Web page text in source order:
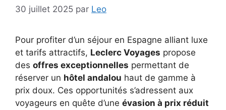
30 juillet 2025 par Leo
Pour profiter d’un séjour en Espagne alliant luxe
et tarifs attractifs, Leclerc Voyages propose
des offres exceptionnelles permettant de
réserver un hôtel andalou haut de gamme à
prix doux. Ces opportunités s’adressent aux
voyageurs en quête d’une évasion à prix réduit